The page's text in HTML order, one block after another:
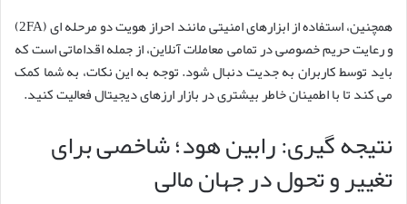
همچنین، استفاده از ابزارهای امنیتی مانند احراز هویت دو مرحله ای (2FA)
و رعایت حریم خصوصی در تمامی معاملات آنلاین، از جمله اقداماتی است که
باید توسط کاربران به جدیت دنبال شود. توجه به این نکات، به شما کمک
می کند تا با اطمینان خاطر بیشتری در بازار ارزهای دیجیتال فعالیت کنید.
نتیجه گیری: رابین هود؛ شاخصی برای
تغییر و تحول در جهان مالی